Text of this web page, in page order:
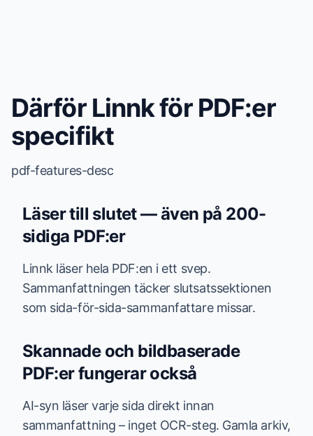
Därför Linnk för PDF:er
specifikt
pdf-features-desc
Läser till slutet — även på 200-
sidiga PDF:er
Linnk läser hela PDF:en i ett svep.
Sammanfattningen täcker slutsatssektionen
som sida-för-sida-sammanfattare missar.
Skannade och bildbaserade
PDF:er fungerar också
AI-syn läser varje sida direkt innan
sammanfattning – inget OCR-steg. Gamla arkiv,